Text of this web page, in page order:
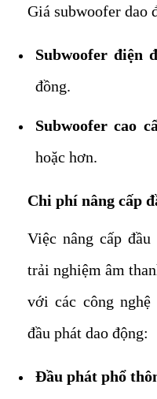
Giá subwoofer dao
Subwoofer điện
đồng.
Subwoofer cao
hoặc hơn.
Chi phí nâng cấp
Việc nâng cấp
trải nghiệm âm
với các công
đầu phát dao động:
Đầu phát phổ